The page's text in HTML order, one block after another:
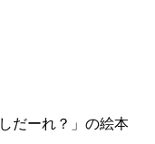
だーれ？」の絵本